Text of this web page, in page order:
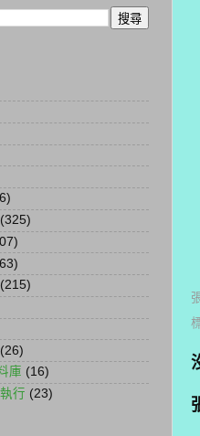
(325)
(215)
(26)
庫 (16)
行 (23)